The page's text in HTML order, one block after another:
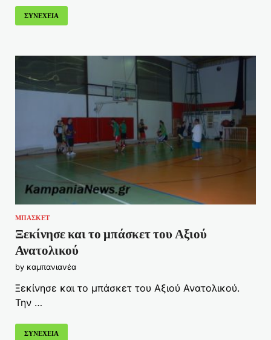
ΣΥΝΕΧΕΙΑ
ΜΠΑΣΚΕΤ
Ξεκίνησε και το μπάσκετ του Αξιού
Ανατολικού
by καμπανιανέα
Ξεκίνησε και το μπάσκετ του Αξιού Ανατολικού.
Την …
ΣΥΝΕΧΕΙΑ